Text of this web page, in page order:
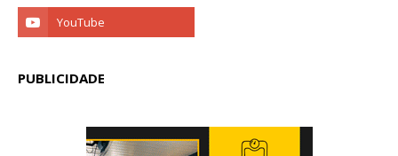
PUBLICIDADE